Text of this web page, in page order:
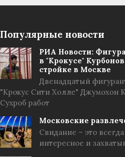
Популярные новости
РИА Новости:
в "Крокусе"
стройке в Москве
Двенадцатый
"Крокус Сити Холле" Джумохон
Сухроб работ
Московские
Свидание – это
интересное и